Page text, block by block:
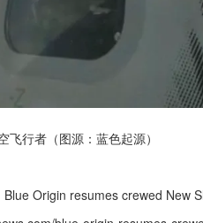
飞行者（图源：蓝色起源）
Blue Origin resumes crewed New